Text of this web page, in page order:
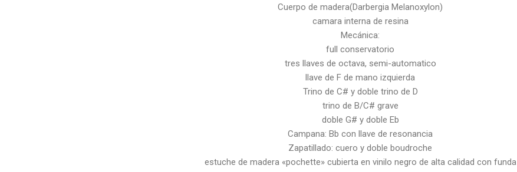
Cuerpo de madera(Darbergia Melanoxylon)
camara interna de resina
Mecánica:
full conservatorio
tres llaves de octava, semi-automatico
llave de F de mano izquierda
Trino de C# y doble trino de D
trino de B/C# grave
doble G# y doble Eb
Campana: Bb con llave de resonancia
Zapatillado: cuero y doble boudroche
estuche de madera «pochette» cubierta en vinilo negro de alta calidad con funda